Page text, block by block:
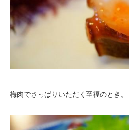
梅肉でさっぱりいただく至福のとき。